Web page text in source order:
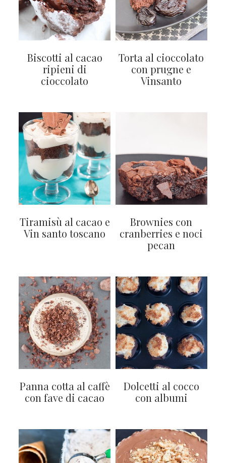
Biscotti al cacao
ripieni di
cioccolato
Torta al cioccolato
con prugne e
Vinsanto
Tiramisù al cacao e
Vin santo toscano
Brownies con
cranberries e noci
pecan
Panna cotta al caffè
con fave di cacao
Dolcetti al cocco
con albumi